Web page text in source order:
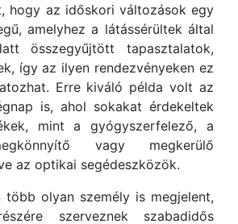
hogy az időskori változások egy
amelyhez a látássérültek által
összegyűjtött tapasztalatok,
így az ilyen rendezvényeken ez
Erre kiváló példa volt az
is, ahol sokakat érdekeltek
mint a gyógyszerfelező, a
vagy megkerülő
az optikai segédeszközök.
több olyan személy is megjelent,
szerveznek szabadidős